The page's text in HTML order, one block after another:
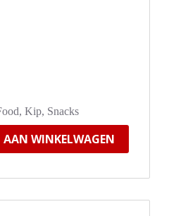
, Kip, Snacks
AAN WINKELWAGEN